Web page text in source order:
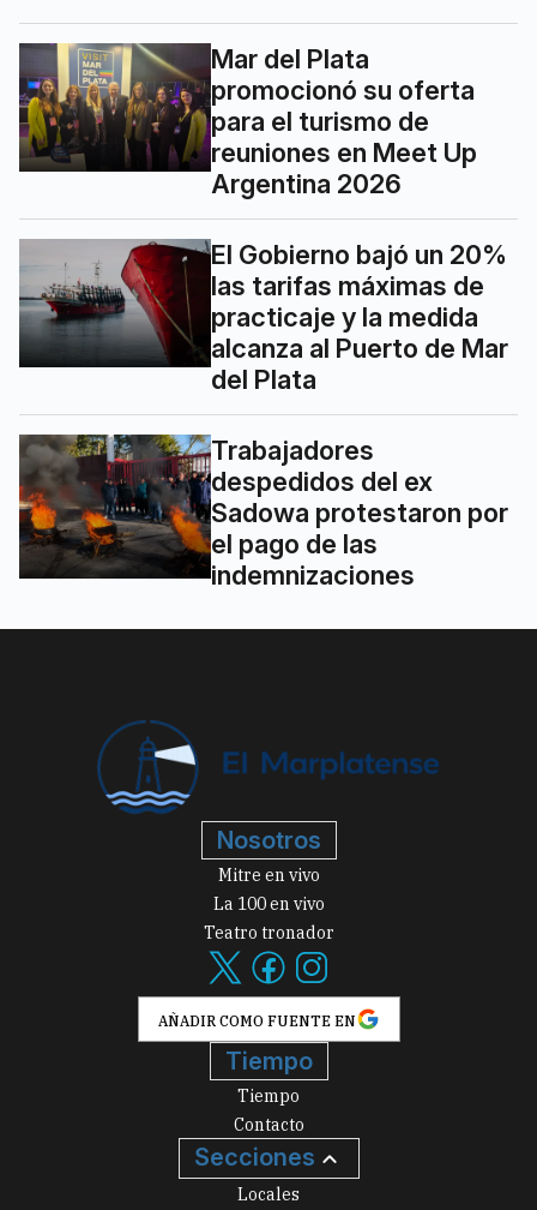
Mar del Plata
promocionó su oferta
para el turismo de
reuniones en Meet Up
Argentina 2026
El Gobierno bajó un 20%
las tarifas máximas de
practicaje y la medida
alcanza al Puerto de Mar
del Plata
Trabajadores
despedidos del ex
Sadowa protestaron por
el pago de las
indemnizaciones
Nosotros
Mitre en vivo
La 100 en vivo
Teatro tronador
AÑADIR COMO FUENTE EN
Tiempo
Tiempo
Contacto
Secciones
Locales